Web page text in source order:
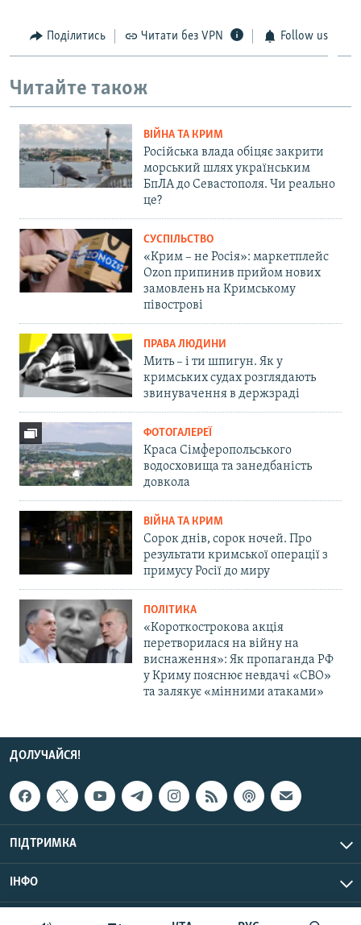
Поділитись Читати без VPN Follow us
Читайте також
ВІЙНА ТА КРИМ
Російська влада обіцяє закрити
морський шлях українським
БпЛА до Севастополя. Чи реально
це?
СУСПІЛЬСТВО
«Крим – не Росія»: маркетплейс
Ozon припинив прийом нових
замовлень на Кримському
півострові
ПРАВА ЛЮДИНИ
Мить – і ти шпигун. Як у
кримських судах розглядають
звинувачення в держзраді
ФОТОГАЛЕРЕЇ
Краса Сімферопольського
водосховища та занедбаність
довкола
ВІЙНА ТА КРИМ
Сорок днів, сорок ночей. Про
результати кримської операції з
примусу Росії до миру
ПОЛІТИКА
«Короткострокова акція
перетворилася на війну на
виснаження»: Як пропаганда РФ
у Криму пояснює невдачі «СВО»
та залякує «мінними атаками»
ДОЛУЧАЙСЯ!
ПІДТРИМКА
ІНФО